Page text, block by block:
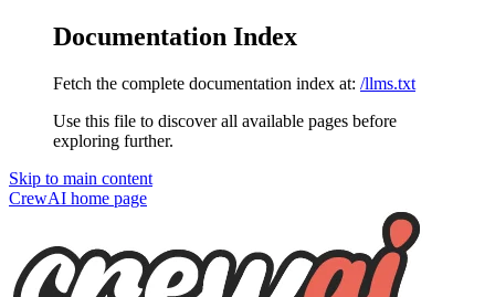
Documentation Index
Fetch the complete documentation index at: /llms.txt
Use this file to discover all available pages before
exploring further.
Skip to main content
CrewAI home page